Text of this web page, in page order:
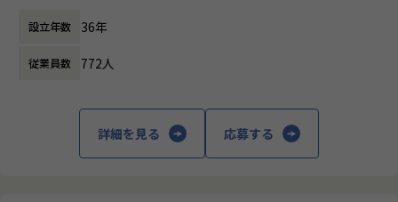
【事業責任者からのメッセージ】
はまだ浸透していないソリューションがたくさんあります。
ホープスではそういったソリューションやツールの導入・
開発を積極的に推進しております。
・「世界基準で通用するエンジニアスキルを身に着け
■生保業界向け顧客情報管理Webアプリケーションのマイグ
担当領域：要件定義／基本設計／詳細設計／実装
・Udemyを会社負担で活用、資格取得奨励制度など、従業員
のスキルアップも応援！
企業競争力を向上させることを使命としてい
チ開発やコンサルティングまで幅広いサービ
スを提供しています。クラウドERPやローコ
ード開発を柱とし、業務効率化やDX推進、経
設立年数 36年
従業員数 772人
詳細を見る 応募する